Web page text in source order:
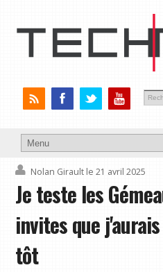
Nolan Girault le 21 avril 2025
Je teste les
invites que
tôt